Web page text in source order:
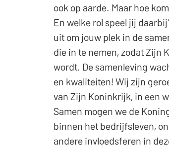
ook op aarde. Maar hoe
En welke rol speel jij
uit om jouw plek in de
die in te nemen, zodat Zijn
wordt. De samenleving
en kwaliteiten! Wij zijn
van Zijn Koninkrijk, in een
Samen mogen we de
binnen het bedrijfsleven,
andere invloedsferen in